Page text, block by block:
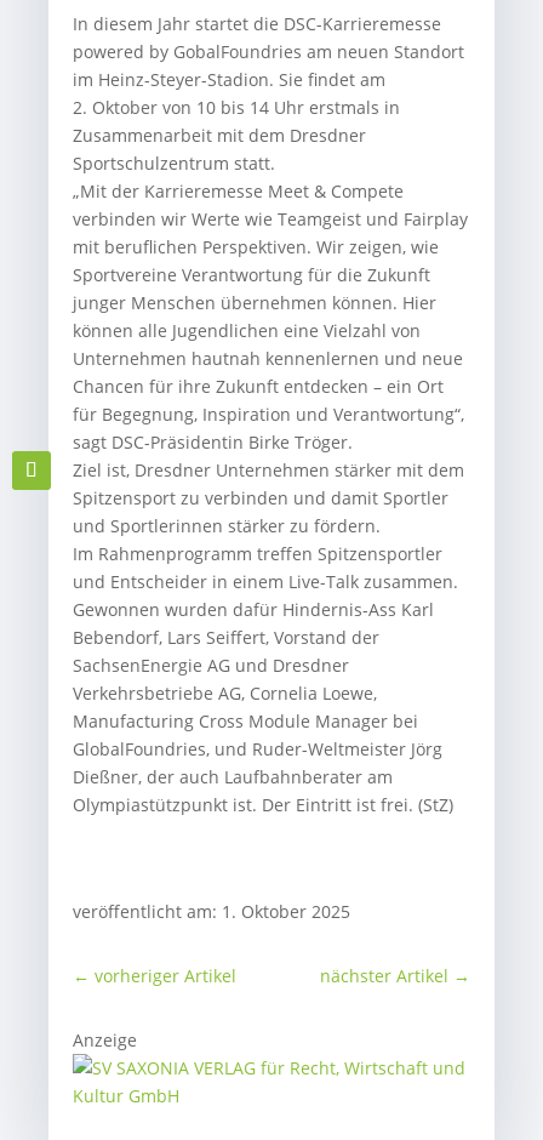
In diesem Jahr startet die DSC-Karrieremesse
powered by GobalFoundries am neuen Standort
im Heinz-Steyer-Stadion. Sie findet am
2. Oktober von 10 bis 14 Uhr erstmals in
Zusammenarbeit mit dem Dresdner
Sportschulzentrum statt.
„Mit der Karrieremesse Meet & Compete
verbinden wir Werte wie Teamgeist und Fairplay
mit beruflichen Perspektiven. Wir zeigen, wie
Sportvereine Verantwortung für die Zukunft
junger Menschen übernehmen können. Hier
können alle Jugendlichen eine Vielzahl von
Unternehmen hautnah kennenlernen und neue
Chancen für ihre Zukunft entdecken – ein Ort
für Begegnung, Inspiration und Verantwortung“,
sagt DSC-Präsidentin Birke Tröger.
Ziel ist, Dresdner Unternehmen stärker mit dem
Spitzensport zu verbinden und damit Sportler
und Sportlerinnen stärker zu fördern.
Im Rahmenprogramm treffen Spitzensportler
und Entscheider in einem Live-Talk zusammen.
Gewonnen wurden dafür Hindernis-Ass Karl
Bebendorf, Lars Seiffert, Vorstand der
SachsenEnergie AG und Dresdner
Verkehrsbetriebe AG, Cornelia Loewe,
Manufacturing Cross Module Manager bei
GlobalFoundries, und Ruder-Weltmeister Jörg
Dießner, der auch Laufbahnberater am
Olympiastützpunkt ist. Der Eintritt ist frei. (StZ)
veröffentlicht am: 1. Oktober 2025
←vorheriger Artikel nächster Artikel →
Anzeige